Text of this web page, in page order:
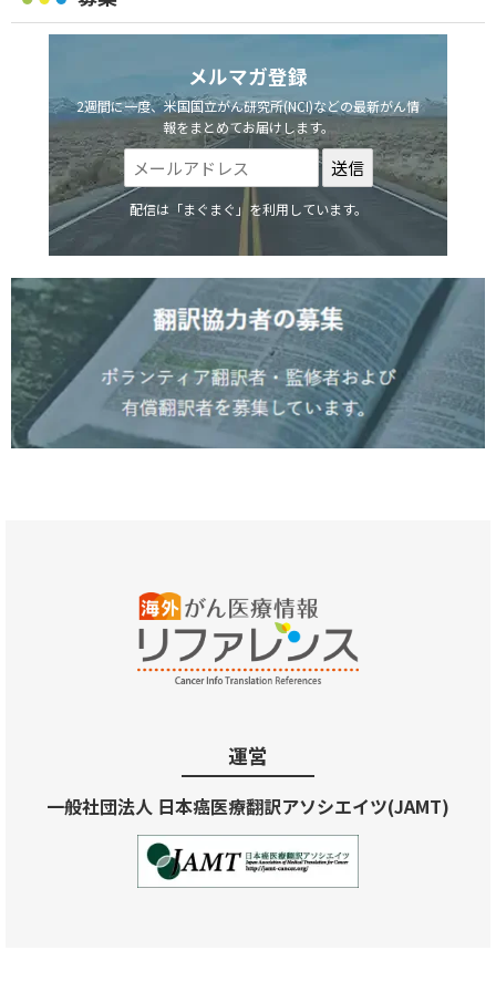
メルマガ登録
2週間に一度、米国国立がん研究所(NCI)などの最新がん情
報をまとめてお届けします。
配信は「まぐまぐ」を利用しています。
運営
一般社団法人 日本癌医療翻訳アソシエイツ(JAMT)